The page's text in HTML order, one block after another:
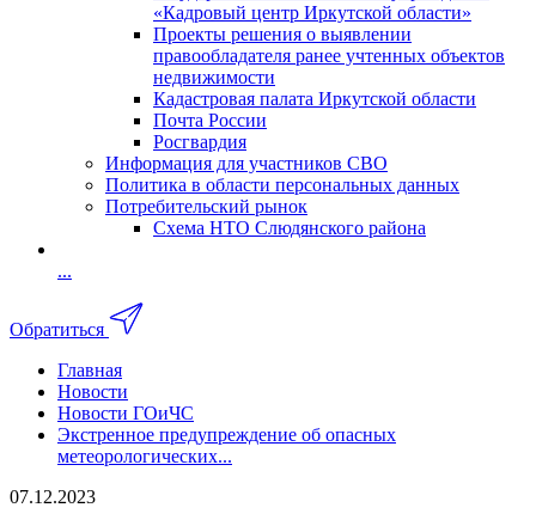
«Кадровый центр Иркутской области»
Проекты решения о выявлении
правообладателя ранее учтенных объектов
недвижимости
Кадастровая палата Иркутской области
Почта России
Росгвардия
Информация для участников СВО
Политика в области персональных данных
Потребительский рынок
Схема НТО Слюдянского района
...
Обратиться
Главная
Новости
Новости ГОиЧС
Экстренное предупреждение об опасных
метеорологических...
07.12.2023